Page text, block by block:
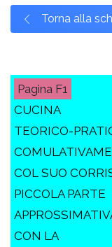
Torna alla
F1
CUCINA
TEORICO-
COL SUO
PICCOLA PARTE
CON LA